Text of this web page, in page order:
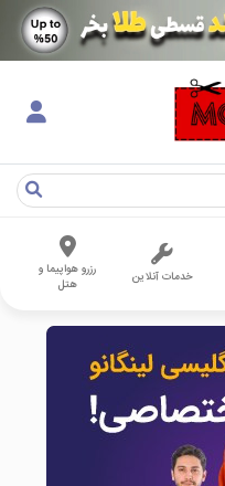
خدمات آنلاین
رزرو هواپیما و
هتل